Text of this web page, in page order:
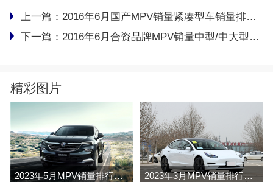
上一篇： 2016年6月国产MPV销量紧凑型车销量排行榜完整版名单
下一篇： 2016年6月合资品牌MPV销量中型/中大型车销量排行榜完整版名单
精彩图片
2023年5月MPV销量排行榜完整版名单 2023年3月MPV销量排行榜完整版名单